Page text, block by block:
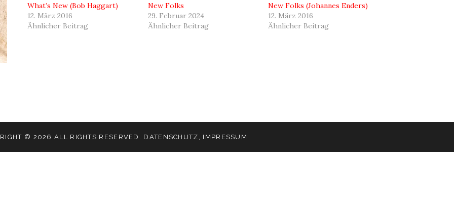
What’s New (Bob Haggart)
12. März 2016
Ähnlicher Beitrag
New Folks
29. Februar 2024
Ähnlicher Beitrag
New Folks (Johannes Enders)
12. März 2016
Ähnlicher Beitrag
© 2026 ALL RIGHTS RESERVED. DATENSCHUTZ , IMPRESSUM